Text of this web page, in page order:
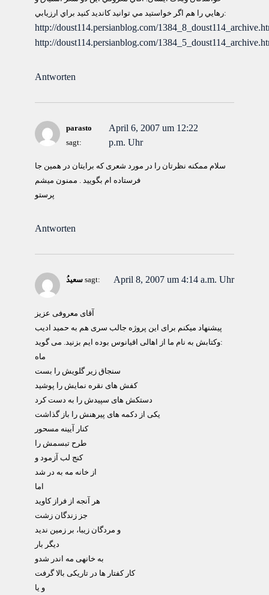
رهايي را هم اگر خواستيد مي توانيد كانديد كنيد براي ارزيابي:
http://doust114.persianblog.com/
http://doust114.persianblog.com/
Antworten
parasto
sagt:
April 6, 2007 um 12:22
p.m. Uhr
سلام ممكنه نظرتان را در مورد شعرى كه برايتان در همين جا
فرستاده ام بگوييد . ممنون ميشم
پرستو
Antworten
ُسعید sagt: April 8, 2007 um 4:14 a.m. Uhr
آقای معروفی عزیز
پیشنهاد میکنم برای این پروژه جالب سری هم به حمید ادیب
وکتابش به نام ما از اهالی اقیانوس بوده ایم بزنید. می گوید:
ماه
سنجاق زیر گلویش را بست
کفش های نقره نمایش را پوشید
دستکش های سپیدش را به دست کرد
یکی از دکمه های پیرهنش را باز گذاشت
کنار آیینه مسحور
طرح تبسمش را
کنج لب آزمود و
از خانه مه به در شد
اما
هر آنجه از فراز کاوید
جز زندگان زشت
و مردگان زیبا، بر زمین ندید
دیگر بار
به خانهی مه اندر شدو
کار کفتار ها در تاریکی بالا گرفت
و یا